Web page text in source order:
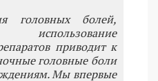
головных болей,
приводит к
головные боли
Мы впервые